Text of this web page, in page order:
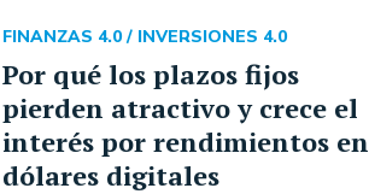
Por qué los plazos fijos
pierden atractivo y crece el
interés por rendimientos en
dólares digitales
FINANZAS 4.0 / INVERSIONES 4.0